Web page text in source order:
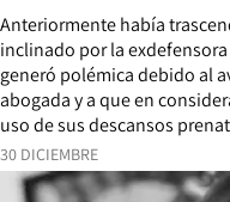
30 DICIEMBRE
Anteriormente había
inclinado por la
generó polémica debido al
abogada y a que en
uso de sus descansos